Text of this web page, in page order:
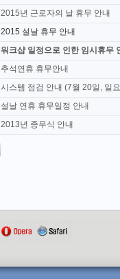
2015년 근로자의 날 휴무 안내
2015 설날 휴무 안내
워크샵 일정으로 인한 임시휴무
추석연휴 휴무안내
시스템 점검 안내 (7월 20일, 일
설날 연휴 휴무일정 안내
2013년 종무식 안내